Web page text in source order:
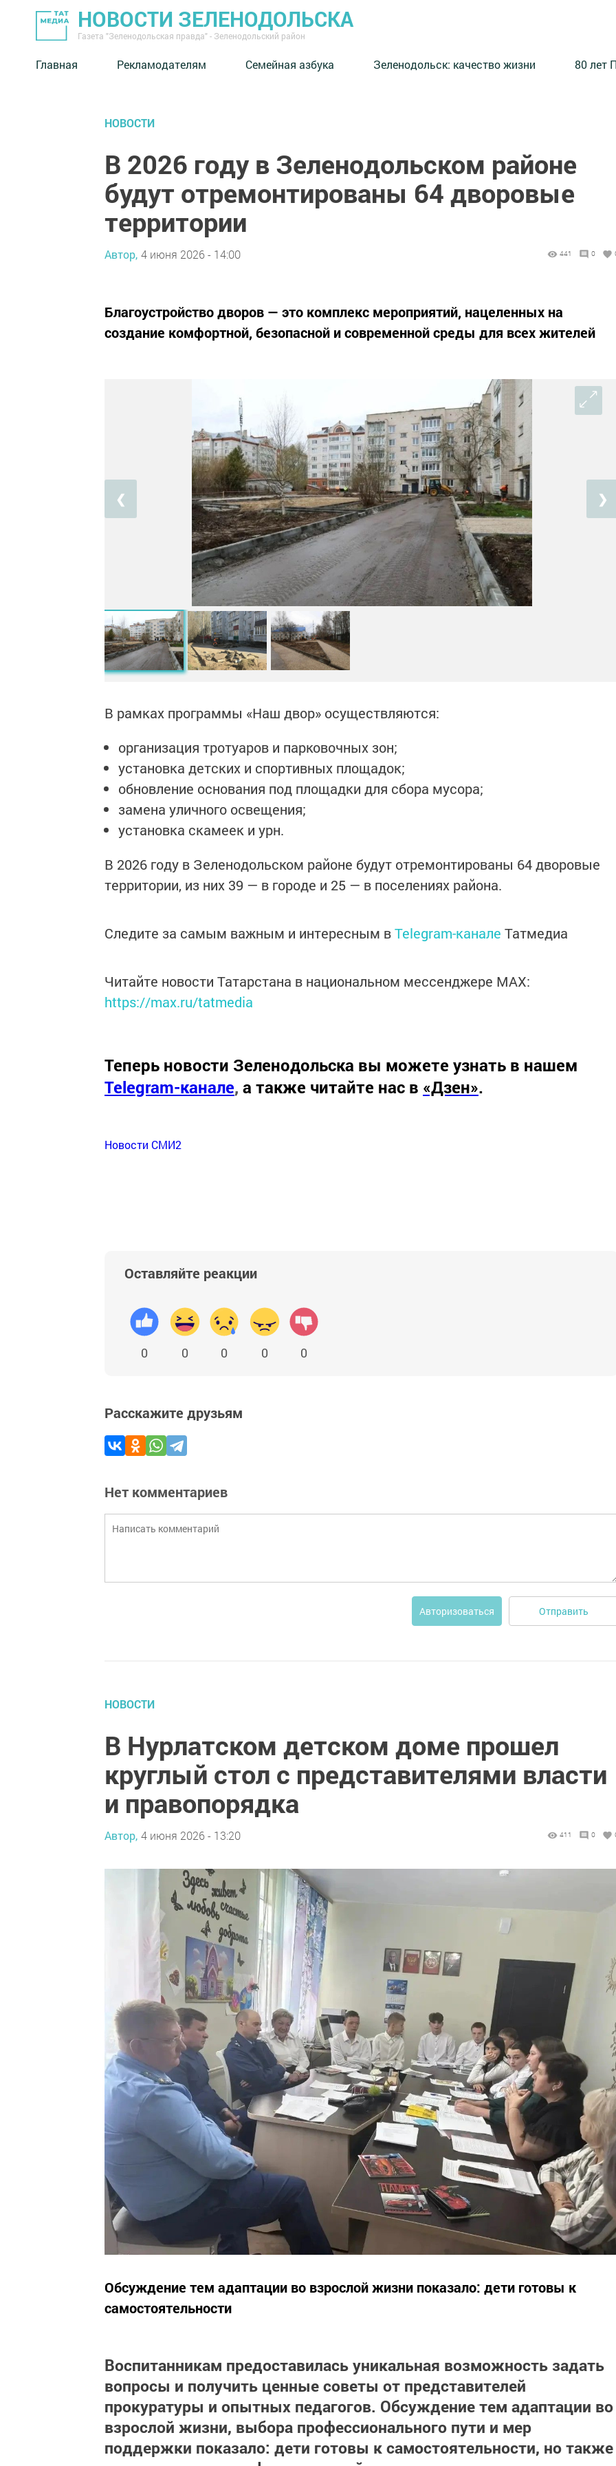
НОВОСТИ ЗЕЛЕНОДОЛЬСКА
Газета "Зеленодольская правда" - Зеленодольский район
Главная Рекламодателям Семейная азбука ⁠Зеленодольск: качество жизни 80 лет
НОВОСТИ
В 2026 году в Зеленодольском районе
будут отремонтированы 64 дворовые
территории
Автор, 4 июня 2026 - 14:00 441 0
Благоустройство дворов — это комплекс мероприятий, нацеленных на
создание комфортной, безопасной и современной среды для всех жителей
❮ ❯
В рамках программы «Наш двор» осуществляются:
организация тротуаров и парковочных зон;
установка детских и спортивных площадок;
обновление основания под площадки для сбора мусора;
замена уличного освещения;
установка скамеек и урн.
В 2026 году в Зеленодольском районе будут отремонтированы 64 дворовые
территории, из них 39 — в городе и 25 — в поселениях района.
Следите за самым важным и интересным вTelegram-канале Татмедиа
Читайте новости Татарстана в национальном мессенджере MАХ:
https://max.ru/tatmedia
Теперь новости Зеленодольска вы можете узнать в нашем
Telegram-канале, а также читайте нас в «Дзен».
Новости СМИ2
Оставляйте реакции
0 0 0 0 0
Расскажите друзьям
Нет комментариев
Авторизоваться Отправить
НОВОСТИ
В Нурлатском детском доме прошел
круглый стол с представителями власти
и правопорядка
Автор, 4 июня 2026 - 13:20 411 0
Обсуждение тем адаптации во взрослой жизни показало: дети готовы к
самостоятельности
Воспитанникам предоставиласьуникальная возможность задать
вопросы и получить ценные советы от представителей
прокуратуры и опытных педагогов. Обсуждение тем адаптации во
взрослой жизни, выбора профессионального пути и мер
поддержки показало: дети готовы к самостоятельности, но также